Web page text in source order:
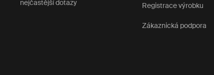
nejčastější dotazy
Registrace výrobku
Zákaznická podpora